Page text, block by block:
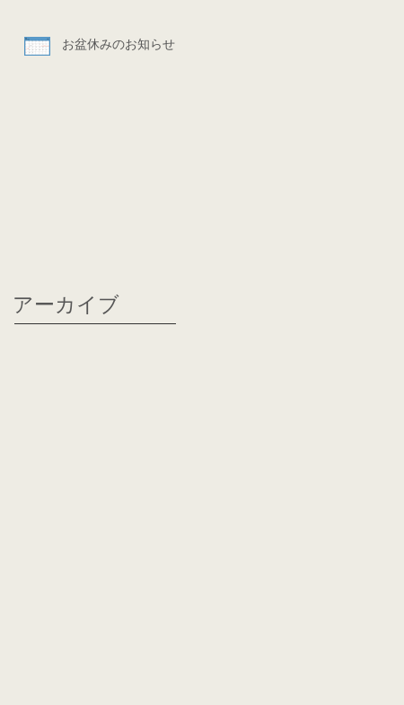
お盆休みのお知らせ
アーカイブ